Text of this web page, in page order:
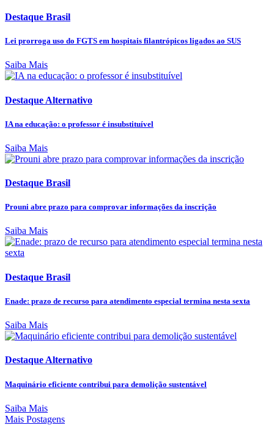
Destaque Brasil
Lei prorroga uso do FGTS em hospitais filantrópicos ligados ao SUS
Saiba Mais
Destaque Alternativo
IA na educação: o professor é insubstituível
Saiba Mais
Destaque Brasil
Prouni abre prazo para comprovar informações da inscrição
Saiba Mais
Destaque Brasil
Enade: prazo de recurso para atendimento especial termina nesta sexta
Saiba Mais
Destaque Alternativo
Maquinário eficiente contribui para demolição sustentável
Saiba Mais
Mais Postagens